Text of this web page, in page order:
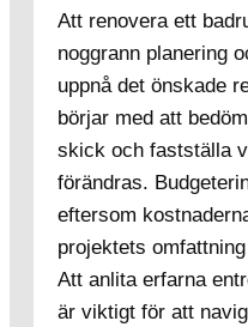
Att renovera ett
noggrann planering
uppnå det önskade
börjar med att
skick och fastställa
förändras.
eftersom
projektets
Att anlita erfarna
är viktigt för att